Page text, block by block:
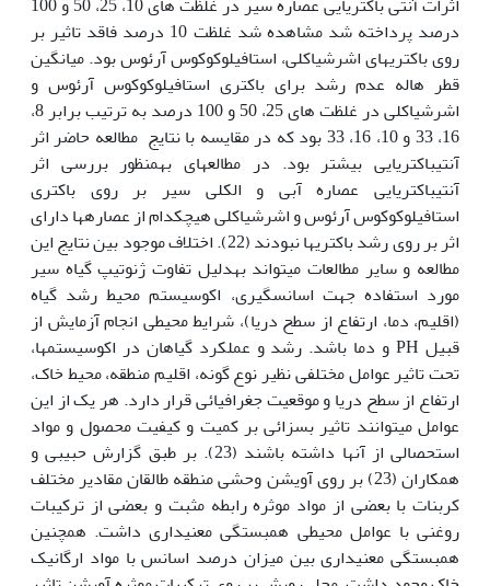
درصد پرداخته شد مشاهده شد غلظت 10 درصد فاقد تاثیر بر
روی باکتری‏های اشرشیاکلی، استافیلوکوکوس آرئوس بود. میانگین
قطر هاله عدم رشد برای باکتری استافیلوکوکوس آرئوس و
اشرشیاکلی در غلظت های 25، 50 و 100 درصد به ترتیب برابر 8،
16، 33 و 10، 16، 33 بود که در مقایسه با نتایج مطالعه حاضر اثر
آنتی‏باکتریایی بیشتر بود. در مطالعه‏ای به‏منظور بررسی اثر
آنتی‏باکتریایی عصاره آبی و الکلی سیر بر روی باکتری
استافیلوکوکوس آرئوس و اشرشیاکلی هیچکدام از عصاره‏ها دارای
اثر بر روی رشد باکتری‏ها نبودند (22). اختلاف موجود بین نتایج این
مطالعه و سایر مطالعات می‏تواند به‏دلیل تفاوت ژنوتیپ گیاه سیر
مورد استفاده جهت اسانس‏گیری، اکوسیستم محیط رشد گیاه
(اقلیم، دما، ارتفاع از سطح دریا)، شرایط محیطی انجام آزمایش از
قبیل PH و دما باشد. رشد و عملکرد گیاهان در اکوسیستم‏ها،
تحت تاثیر عوامل مختلفی نظیر نوع گونه، اقلیم منطقه، محیط خاک،
ارتفاع از سطح دریا و موقعیت جغرافیائی قرار دارد. هر یک از این
عوامل می‏توانند تاثیر بسزائی بر کمیت و کیفیت محصول و مواد
استحصالی از آن‏ها داشته باشند (23). بر طبق گزارش حبیبی و
همکاران (23) بر روی آویشن وحشی منطقه طالقان مقادیر مختلف
کربنات با بعضی از مواد موثره رابطه مثبت و بعضی از ترکیبات
روغنی با عوامل محیطی همبستگی معنی‏داری داشت. همچنین
همبستگی معنی‏داری بین میزان درصد اسانس با مواد ارگانیک